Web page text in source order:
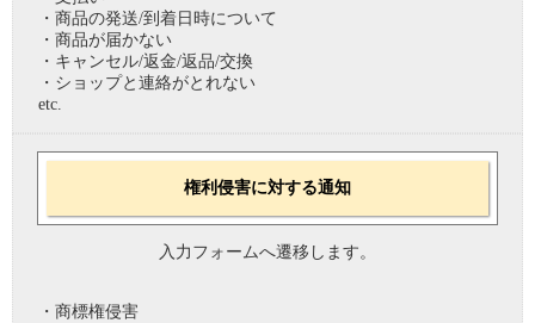
・商品の発送/到着日時について
・商品が届かない
・キャンセル/返金/返品/交換
・ショップと連絡がとれない
etc.
権利侵害に対する通知
入力フォームへ遷移します。
・商標権侵害